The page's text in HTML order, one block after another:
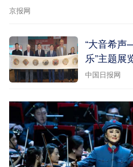
京报网
“大音希
乐”主题展
中国日报网